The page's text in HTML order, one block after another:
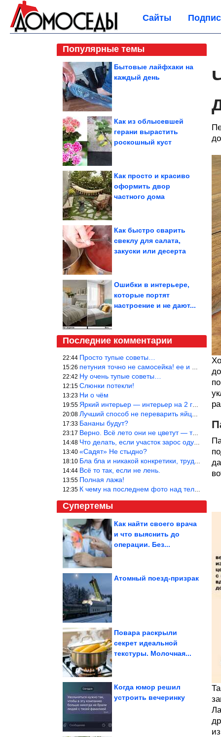
Сайты
Популярные темы
Бытовые лайфхаки на
каждый день
Как из облысевшей
герани вырастить
роскошный куст
Как просто и красиво
оформить двор
частного дома
Как быстро сварить
свеклу для салата,
закуски или десерта
Ошибки в интерьере,
которые портят
настроение и не дают...
Последние комментарии
22:44 Просто тупые советы…
15:26 петуния точно не самосейка! ее и из рассады тяжело вырастить!
22:42 Ну очень тупые советы…
12:15 Слюнки потекли!
13:23 Ни о чём
19:55 Яркий интерьер — интерьер на 2 года! Человек должен отдыхать в с
20:08 Лучший способ не переварить яйцо — довести его до кипения и выкл
17:33 Бананы будут?
23:17 Верно. Всё лето они не цветут — только в его начале. Достаточно
14:48 Что делать, если участок зарос одуванчиками — ничего.
13:40 «Садят» Не стыдно?
18:10 Бла бла и никакой конкретики, трудно указать наименование рекоме
14:44 Всё то так, если не лень.
13:55 Полная лажа!
12:35 К чему на последнем фото над телевизором две полки? Делают интер
Супертемы
Потрясающие кадры из
Как найти своего врача
и что выяснить до
операции. Без...
Шерстяные разбойники,
Атомный поезд-призрак
Повара раскрыли
секрет идеальной
текстуры. Молочная...
Когда юмор решил
устроить вечеринку